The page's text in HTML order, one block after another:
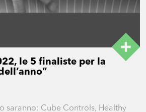
le 5 finaliste per la
saranno: Cube Controls, Healthy